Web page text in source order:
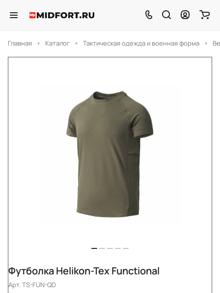
Главная Каталог Тактическая одежда и военная форма
Футболка Helikon-Tex Functional
Арт.TS-FUN-QD